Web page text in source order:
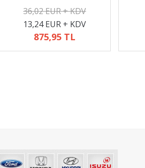
36,02 EUR + KDV
13,24 EUR + KDV
875,95 TL